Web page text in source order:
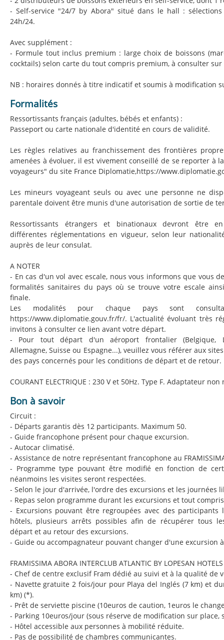
- Self-service "24/7 by Abora" situé dans le hall :
24h/24.
Avec supplément :
- Formule tout inclus premium : large choix de boissons
cocktails) selon carte du tout compris premium, à consulter sur
NB : horaires donnés à titre indicatif et soumis à modification
Formalités
Ressortissants français (adultes, bébés et enfants) :
Passeport ou carte nationale d'identité en cours de validité.
Les règles relatives au franchissement des frontières
amenées à évoluer, il est vivement conseillé de se reporter à
voyageurs" du site France Diplomatie,https://
Les mineurs voyageant seuls ou avec une personne ne
parentale doivent être munis d'une autorisation de sortie de
Ressortissants étrangers et binationaux devront être
différentes réglementations en vigueur, selon leur
auprès de leur consulat.
A NOTER
- En cas d'un vol avec escale, nous vous informons que vous
formalités sanitaires du pays où se trouve votre escale
finale.
Les modalités pour chaque pays sont
https://www.diplomatie.gouv.fr/fr/. L'actualité évoluant très
invitons à consulter ce lien avant votre départ.
- Pour tout départ d'un aéroport frontalier (Belgique,
Allemagne, Suisse ou Espagne...), veuillez vous référer aux
des pays concernés pour les conditions de départ et de retour.
COURANT ELECTRIQUE : 230 V et 50Hz. Type F. Adaptateur
Bon à savoir
Circuit :
- Départs garantis dès 12 participants. Maximum 50.
- Guide francophone présent pour chaque excursion.
- Autocar climatisé.
- Assistance de notre représentant francophone au
- Programme type pouvant être modifié en fonction de
néanmoins les visites seront respectées.
- Selon le jour d'arrivée, l'ordre des excursions et les journées
- Repas selon programme durant les excursions et tout compris
- Excursions pouvant être regroupées avec des participants
hôtels, plusieurs arrêts possibles afin de récupérer tous
départ et au retour des excursions.
- Guide ou accompagnateur pouvant changer d'une excursion
FRAMISSIMA ABORA INTERCLUB ATLANTIC BY LOPESAN
- Chef de centre exclusif Fram dédié au suivi et à la qualité de
- Navette gratuite 2 fois/jour pour Playa del Inglés (7 km) et
km) (*).
- Prêt de serviette piscine (10euros de caution, 1euros le
- Parking 10euros/jour (sous réserve de modification sur place,
- Hôtel accessible aux personnes à mobilité réduite.
- Pas de possibilité de chambres communicantes.